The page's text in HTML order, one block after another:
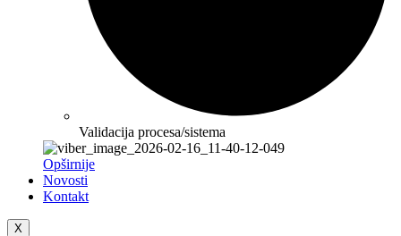
Validacija procesa/sistema
Opširnije
Novosti
Kontakt
X